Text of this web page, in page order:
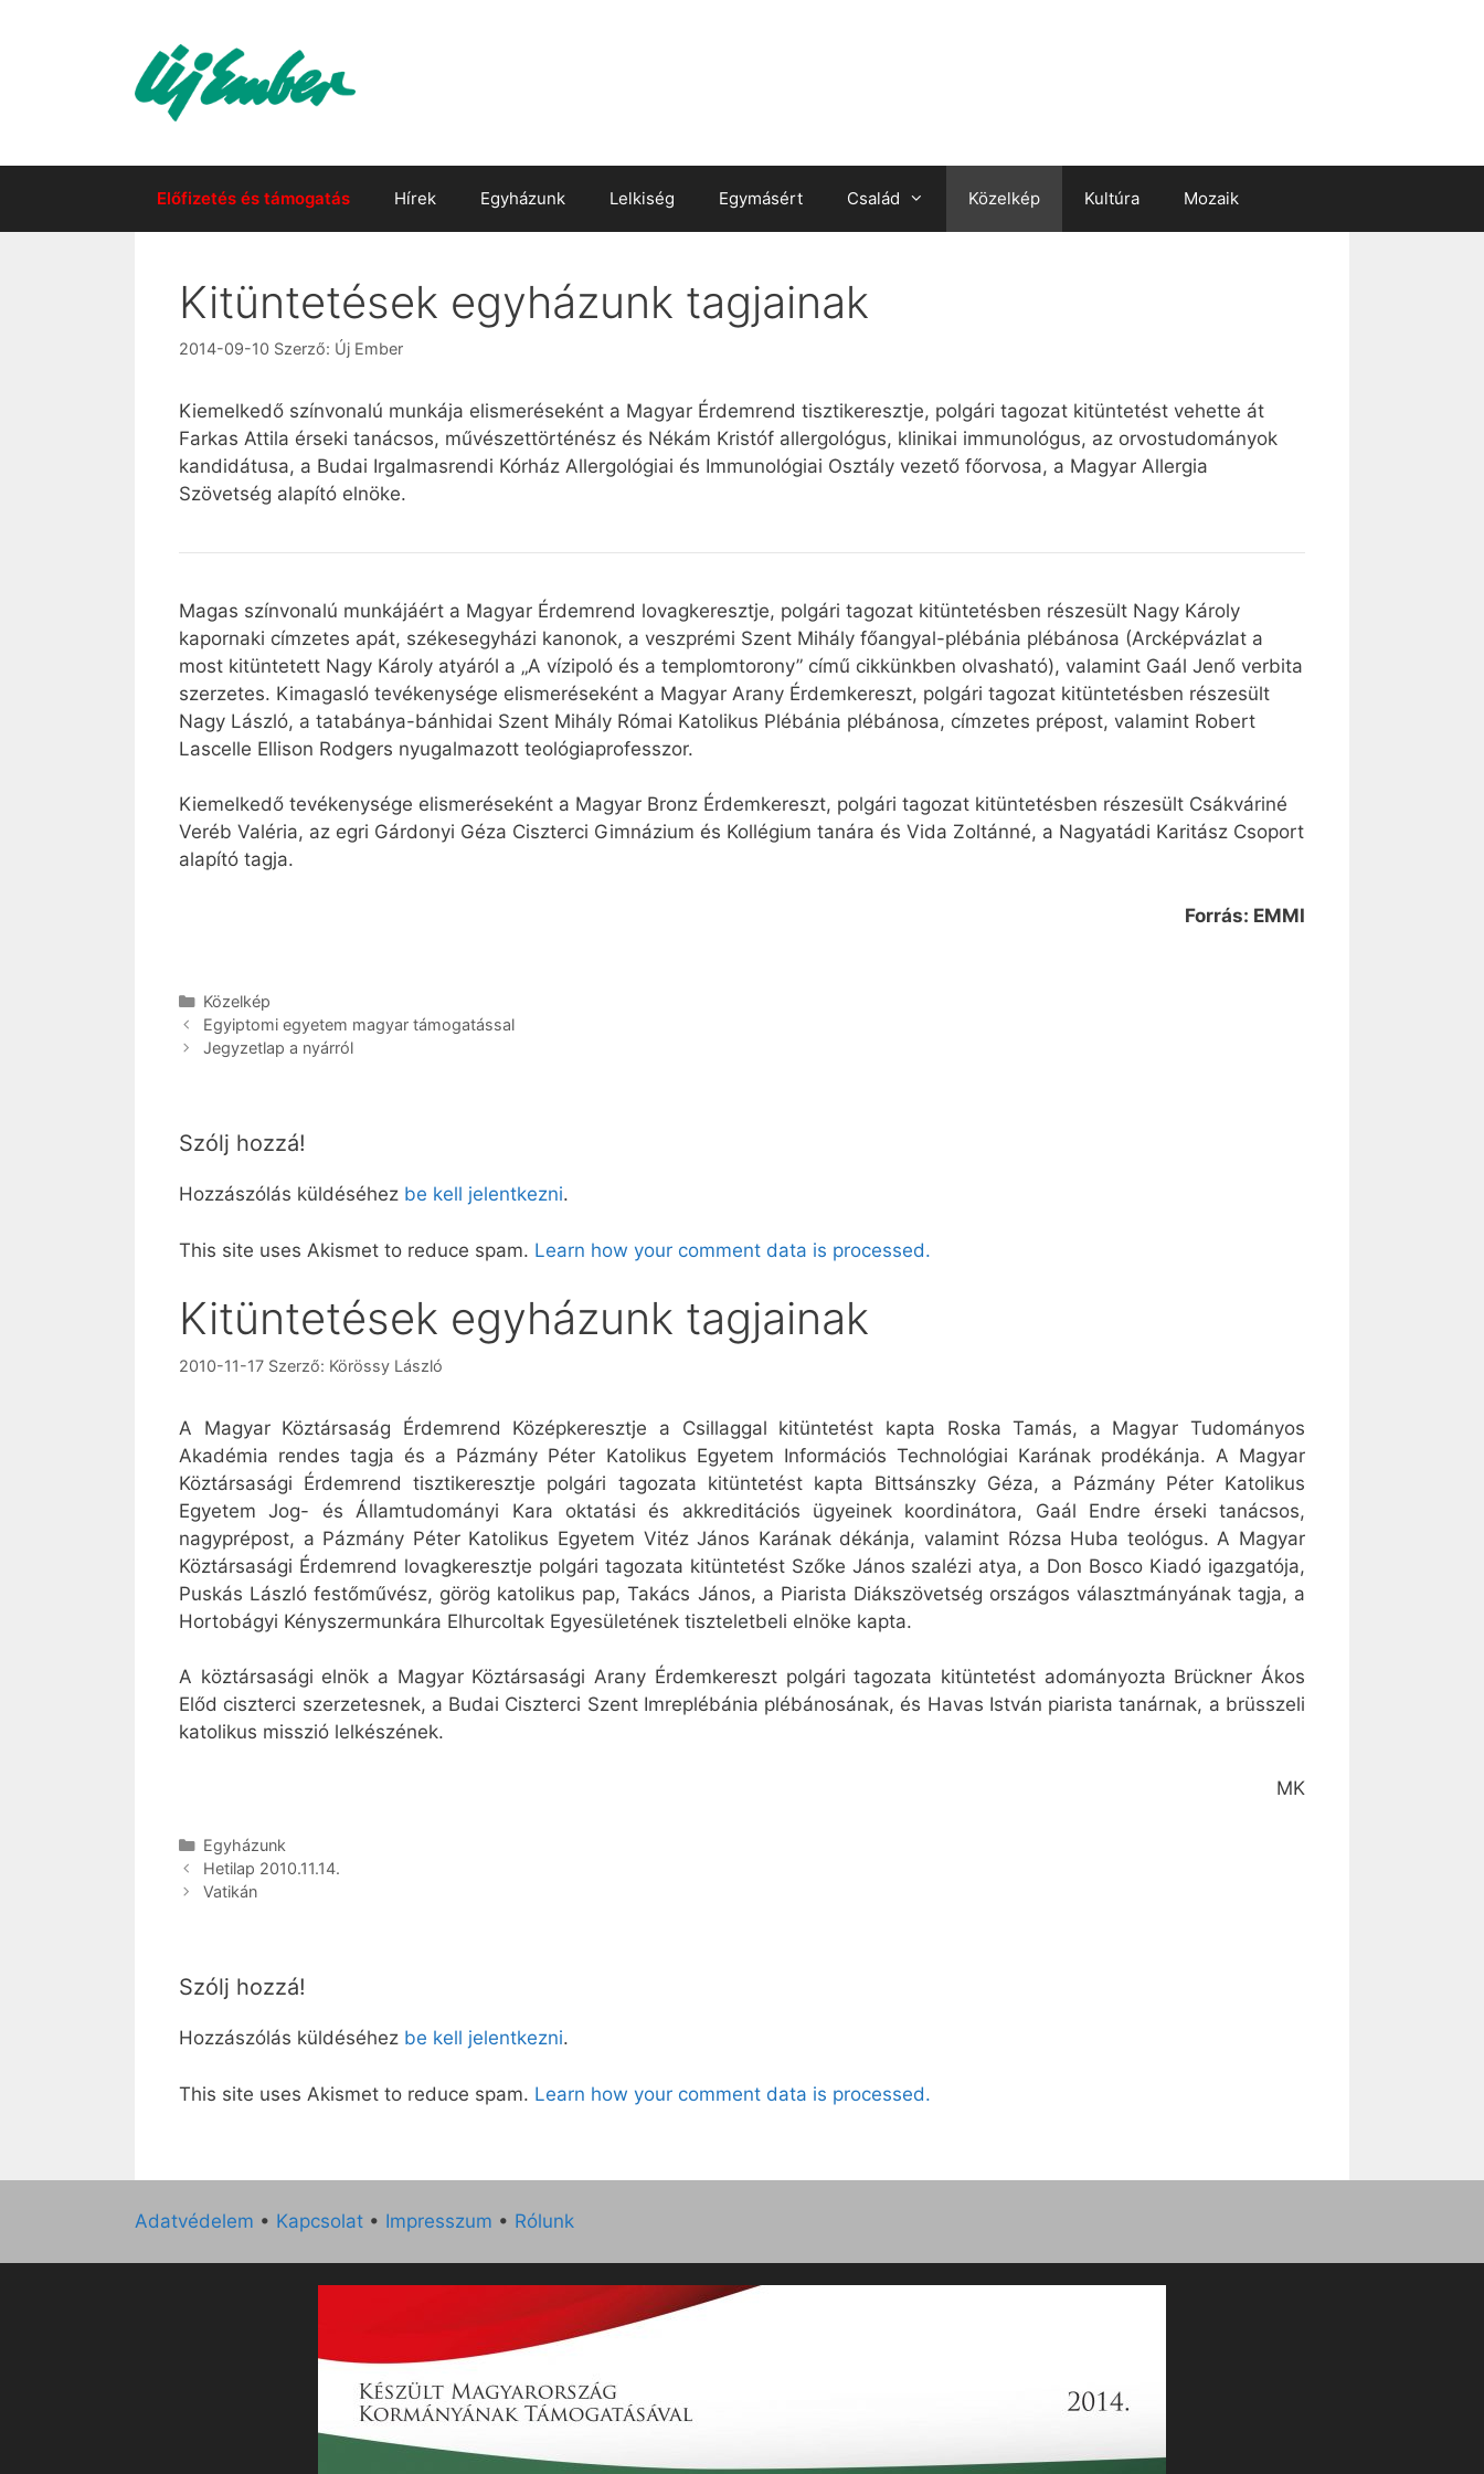
Előfizetés és támogatás Hírek Egyházunk Lelkiség Egymásért Család Közelkép Kultúra Mozaik
Kitüntetések egyházunk tagjainak
2014-09-10 Szerző: Új Ember
Kiemelkedő színvonalú munkája elismeréseként a Magyar Érdemrend tisztikeresztje, polgári tagozat kitüntetést vehette át
Farkas Attila érseki tanácsos, művészettörténész és Nékám Kristóf allergológus, klinikai immunológus, az orvostudományok
kandidátusa, a Budai Irgalmasrendi Kórház Allergológiai és Immunológiai Osztály vezető főorvosa, a Magyar Allergia
Szövetség alapító elnöke.
Magas színvonalú munkájáért a Magyar Érdemrend lovagkeresztje, polgári tagozat kitüntetésben részesült Nagy Károly
kapornaki címzetes apát, székesegyházi kanonok, a veszprémi Szent Mihály főangyal-plébánia plébánosa (Arcképvázlat a
most kitüntetett Nagy Károly atyáról a „A vízipoló és a templomtorony” című cikkünkben olvasható), valamint Gaál Jenő verbita
szerzetes. Kimagasló tevékenysége elismeréseként a Magyar Arany Érdemkereszt, polgári tagozat kitüntetésben részesült
Nagy László, a tatabánya-bánhidai Szent Mihály Római Katolikus Plébánia plébánosa, címzetes prépost, valamint Robert
Lascelle Ellison Rodgers nyugalmazott teológiaprofesszor.
Kiemelkedő tevékenysége elismeréseként a Magyar Bronz Érdemkereszt, polgári tagozat kitüntetésben részesült Csákváriné
Veréb Valéria, az egri Gárdonyi Géza Ciszterci Gimnázium és Kollégium tanára és Vida Zoltánné, a Nagyatádi Karitász Csoport
alapító tagja.
Forrás: EMMI
Kategória
Közelkép
Egyiptomi egyetem magyar támogatással
Jegyzetlap a nyárról
Szólj hozzá!
Hozzászólás küldéséhez be kell jelentkezni.
This site uses Akismet to reduce spam. Learn how your comment data is processed.
Kitüntetések egyházunk tagjainak
2010-11-17 Szerző: Körössy László
A Magyar Köztársaság Érdemrend Középkeresztje a Csillaggal kitüntetést kapta Roska Tamás, a Magyar Tudományos
Akadémia rendes tagja és a Pázmány Péter Katolikus Egyetem Információs Technológiai Karának prodékánja. A Magyar
Köztársasági Érdemrend tisztikeresztje polgári tagozata kitüntetést kapta Bittsánszky Géza, a Pázmány Péter Katolikus
Egyetem Jog- és Államtudományi Kara oktatási és akkreditációs ügyeinek koordinátora, Gaál Endre érseki tanácsos,
nagyprépost, a Pázmány Péter Katolikus Egyetem Vitéz János Karának dékánja, valamint Rózsa Huba teológus. A Magyar
Köztársasági Érdemrend lovagkeresztje polgári tagozata kitüntetést Szőke János szalézi atya, a Don Bosco Kiadó igazgatója,
Puskás László festőművész, görög katolikus pap, Takács János, a Piarista Diákszövetség országos választmányának tagja, a
Hortobágyi Kényszermunkára Elhurcoltak Egyesületének tiszteletbeli elnöke kapta.
A köztársasági elnök a Magyar Köztársasági Arany Érdemkereszt polgári tagozata kitüntetést adományozta Brückner Ákos
Előd ciszterci szerzetesnek, a Budai Ciszterci Szent Imreplébánia plébánosának, és Havas István piarista tanárnak, a brüsszeli
katolikus misszió lelkészének.
MK
Kategória
Egyházunk
Hetilap 2010.11.14.
Vatikán
Szólj hozzá!
Hozzászólás küldéséhez be kell jelentkezni.
This site uses Akismet to reduce spam. Learn how your comment data is processed.
Adatvédelem • Kapcsolat • Impresszum • Rólunk